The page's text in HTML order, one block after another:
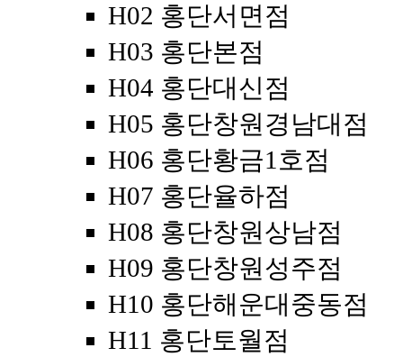
H02 홍단서면점
H03 홍단본점
H04 홍단대신점
H05 홍단창원경남대점
H06 홍단황금1호점
H07 홍단율하점
H08 홍단창원상남점
H09 홍단창원성주점
H10 홍단해운대중동점
H11 홍단토월점